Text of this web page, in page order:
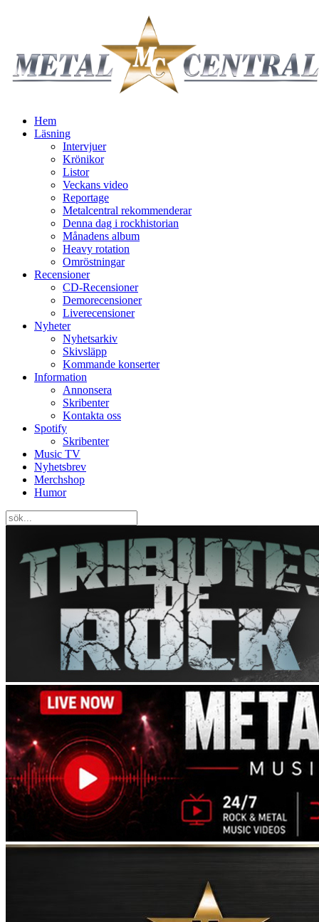
Hem
Läsning
Intervjuer
Krönikor
Listor
Veckans video
Reportage
Metalcentral rekommenderar
Denna dag i rockhistorian
Månadens album
Heavy rotation
Omröstningar
Recensioner
CD-Recensioner
Demorecensioner
Liverecensioner
Nyheter
Nyhetsarkiv
Skivsläpp
Kommande konserter
Information
Annonsera
Skribenter
Kontakta oss
Spotify
Skribenter
Music TV
Nyhetsbrev
Merchshop
Humor